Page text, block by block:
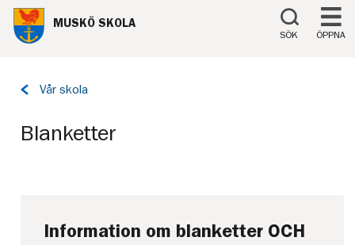
Till innehåll på sidan
MUSKÖ SKOLA
SÖK ÖPPNA
Tillbaka
Vår skola
Blanketter
Information om blanketter OCH